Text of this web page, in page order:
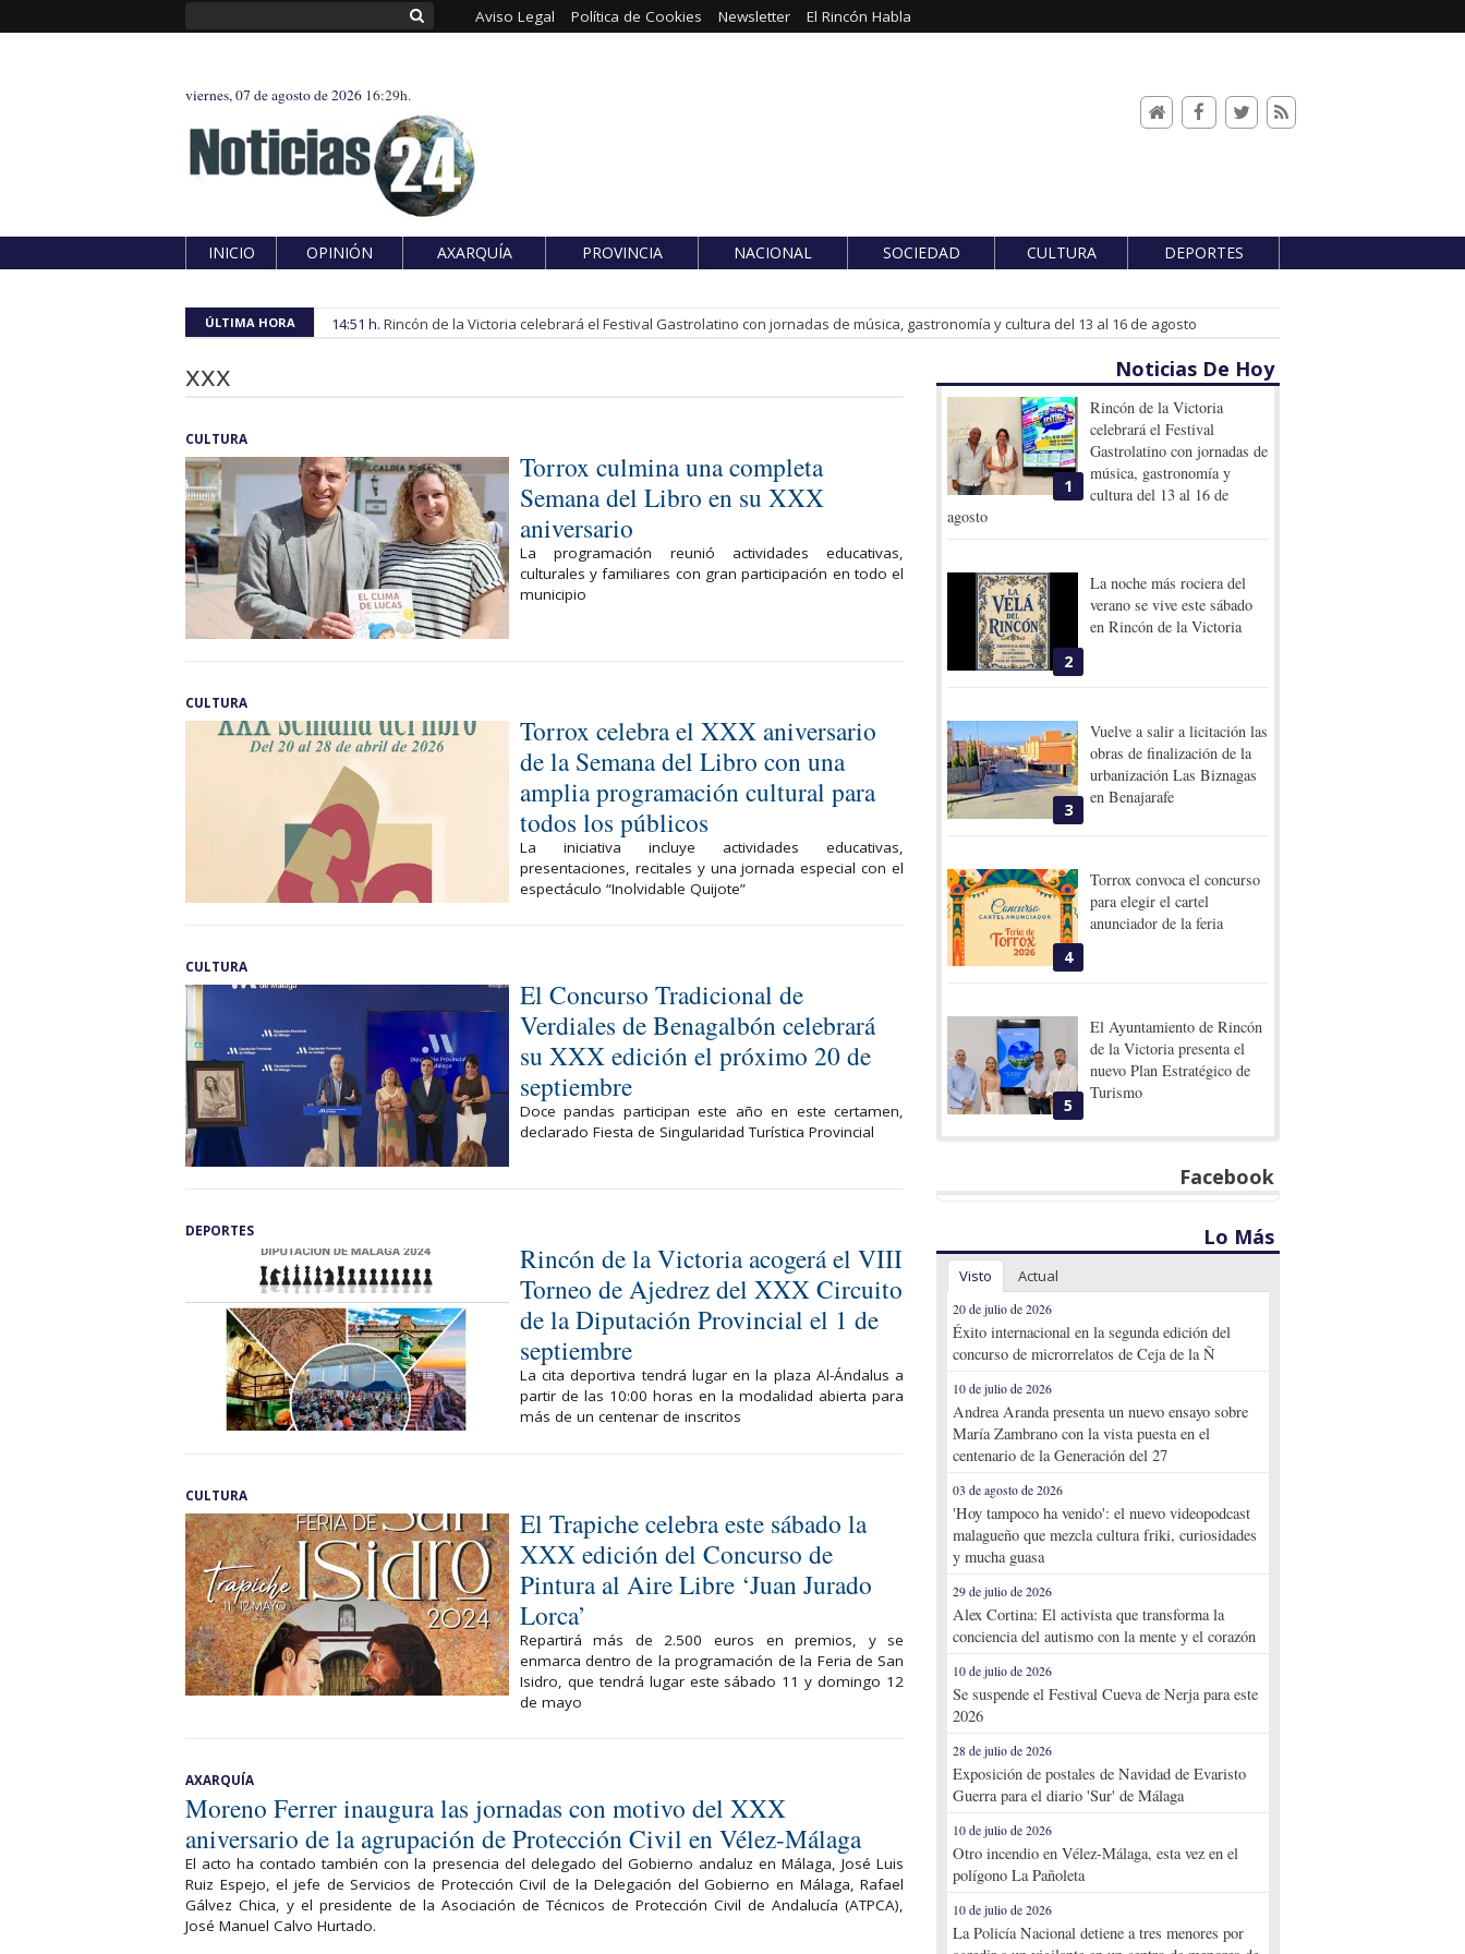
Aviso Legal Política de Cookies Newsletter El Rincón Habla
viernes, 07 de agosto de 2026 16:29h.
INICIO OPINIÓN AXARQUÍA PROVINCIA NACIONAL SOCIEDAD CULTURA DEPORTES
ÚLTIMA HORA 14:51 h. Rincón de la Victoria celebrará el Festival Gastrolatino con jornadas de música, gastronomía y cultura del 13 al 16 de agosto
xxx
CULTURA
Torrox culmina una completa
Semana del Libro en su XXX
aniversario
La programación reunió actividades educativas,
culturales y familiares con gran participación en todo el
municipio
CULTURA
Torrox celebra el XXX aniversario
de la Semana del Libro con una
amplia programación cultural para
todos los públicos
La iniciativa incluye actividades educativas,
presentaciones, recitales y una jornada especial con el
espectáculo “Inolvidable Quijote”
CULTURA
El Concurso Tradicional de
Verdiales de Benagalbón celebrará
su XXX edición el próximo 20 de
septiembre
Doce pandas participan este año en este certamen,
declarado Fiesta de Singularidad Turística Provincial
DEPORTES
Rincón de la Victoria acogerá el VIII
Torneo de Ajedrez del XXX Circuito
de la Diputación Provincial el 1 de
septiembre
La cita deportiva tendrá lugar en la plaza Al-Ándalus a
partir de las 10:00 horas en la modalidad abierta para
más de un centenar de inscritos
CULTURA
El Trapiche celebra este sábado la
XXX edición del Concurso de
Pintura al Aire Libre ‘Juan Jurado
Lorca’
Repartirá más de 2.500 euros en premios, y se
enmarca dentro de la programación de la Feria de San
Isidro, que tendrá lugar este sábado 11 y domingo 12
de mayo
AXARQUÍA
Moreno Ferrer inaugura las jornadas con motivo del XXX
aniversario de la agrupación de Protección Civil en Vélez-Málaga
El acto ha contado también con la presencia del delegado del Gobierno andaluz en Málaga, José Luis
Ruiz Espejo, el jefe de Servicios de Protección Civil de la Delegación del Gobierno en Málaga, Rafael
Gálvez Chica, y el presidente de la Asociación de Técnicos de Protección Civil de Andalucía (ATPCA),
José Manuel Calvo Hurtado.
Noticias De Hoy
1
Rincón de la Victoria
celebrará el Festival
Gastrolatino con jornadas de
música, gastronomía y
cultura del 13 al 16 de
agosto
2
La noche más rociera del
verano se vive este sábado
en Rincón de la Victoria
3
Vuelve a salir a licitación las
obras de finalización de la
urbanización Las Biznagas
en Benajarafe
4
Torrox convoca el concurso
para elegir el cartel
anunciador de la feria
5
El Ayuntamiento de Rincón
de la Victoria presenta el
nuevo Plan Estratégico de
Turismo
Facebook
Lo Más
Visto Actual
20 de julio de 2026
Éxito internacional en la segunda edición del
concurso de microrrelatos de Ceja de la Ñ
10 de julio de 2026
Andrea Aranda presenta un nuevo ensayo sobre
María Zambrano con la vista puesta en el
centenario de la Generación del 27
03 de agosto de 2026
'Hoy tampoco ha venido': el nuevo videopodcast
malagueño que mezcla cultura friki, curiosidades
y mucha guasa
29 de julio de 2026
Alex Cortina: El activista que transforma la
conciencia del autismo con la mente y el corazón
10 de julio de 2026
Se suspende el Festival Cueva de Nerja para este
2026
28 de julio de 2026
Exposición de postales de Navidad de Evaristo
Guerra para el diario 'Sur' de Málaga
10 de julio de 2026
Otro incendio en Vélez-Málaga, esta vez en el
polígono La Pañoleta
10 de julio de 2026
La Policía Nacional detiene a tres menores por